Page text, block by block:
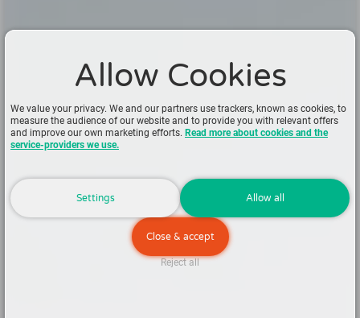
Allow Cookies
We value your privacy. We and our partners use trackers, known as cookies, to
measure the audience of our website and to provide you with relevant offers
and improve our own marketing efforts. Read more about cookies and the
service-providers we use.
Close & accept
Reject all
Settings Allow all